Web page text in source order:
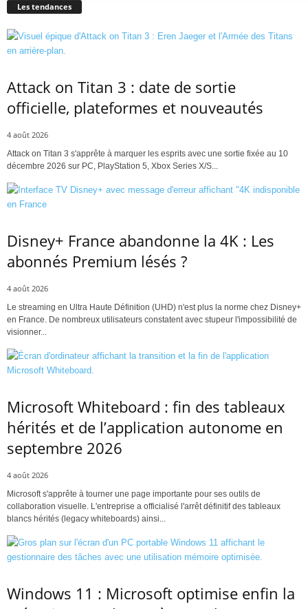
Les tendances
Attack on Titan 3 : date de sortie
officielle, plateformes et nouveautés
4 août 2026
Attack on Titan 3 s'apprête à marquer les esprits avec une sortie fixée au 10
décembre 2026 sur PC, PlayStation 5, Xbox Series X/S...
Disney+ France abandonne la 4K : Les
abonnés Premium lésés ?
4 août 2026
Le streaming en Ultra Haute Définition (UHD) n'est plus la norme chez Disney+
en France. De nombreux utilisateurs constatent avec stupeur l'impossibilité de
visionner...
Microsoft Whiteboard : fin des tableaux
hérités et de l’application autonome en
septembre 2026
4 août 2026
Microsoft s'apprête à tourner une page importante pour ses outils de
collaboration visuelle. L'entreprise a officialisé l'arrêt définitif des tableaux
blancs hérités (legacy whiteboards) ainsi...
Windows 11 : Microsoft optimise enfin la